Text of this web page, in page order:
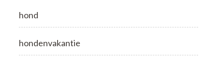
hond
hondenvakantie